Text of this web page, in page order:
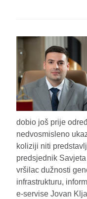
dobio još prije
nedvosmisleno
koliziji niti
predsjednik
vršilac dužnosti
infrastrukturu,
e-servise Jovan